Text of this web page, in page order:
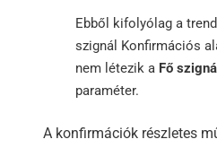
Ebből kifolyólag a
szignál Konfirmációs
nem létezik a Fő
paraméter.
A konfirmációk részletes